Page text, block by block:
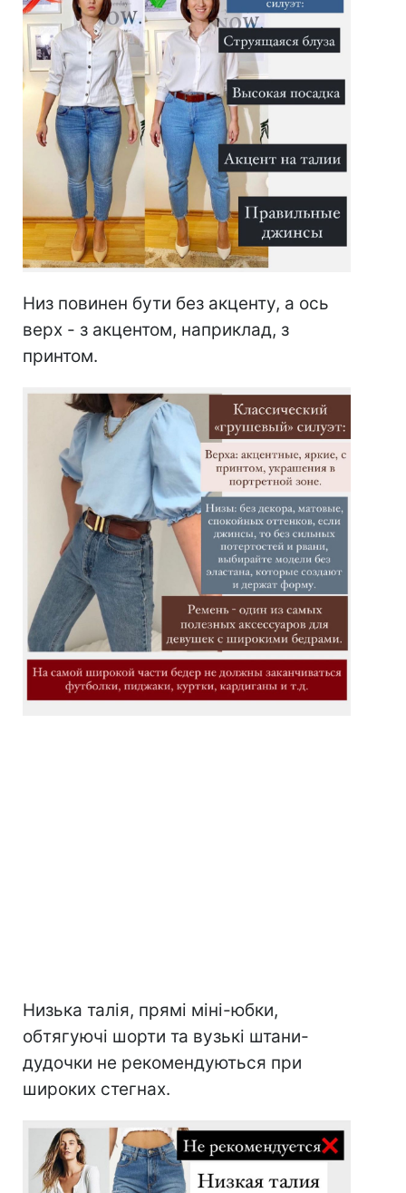
Низ повинен бути без акценту, а ось
верх - з акцентом, наприклад, з
принтом.
Низька талія, прямі міні-юбки,
обтягуючі шорти та вузькі штани-
дудочки не рекомендуються при
широких стегнах.